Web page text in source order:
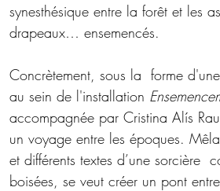
synesthésique entre la forêt et les
drapeaux… ensemencés.
Concrètement, sous la  forme
au sein de l'installation
accompagnée par Cristina Alís
un voyage entre les époques.
et différents textes d’une sorcière
boisées, se veut créer un pont